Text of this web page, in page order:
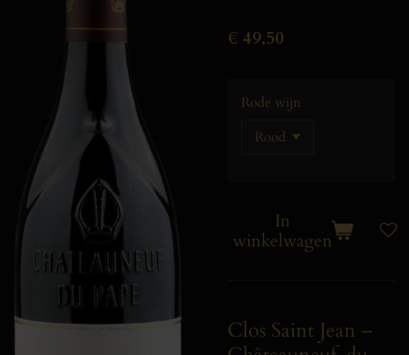
€ 49,50
Rode wijn
In
winkelwagen
Clos Saint Jean –